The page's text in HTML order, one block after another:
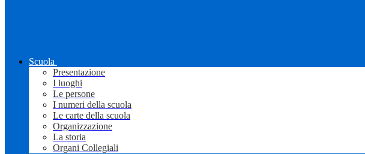
Scuola
Presentazione
I luoghi
Le persone
I numeri della scuola
Le carte della scuola
Organizzazione
La storia
Organi Collegiali